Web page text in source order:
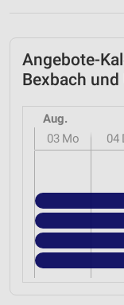
Angebote-
Bexbach
Aug.
03 Mo 04